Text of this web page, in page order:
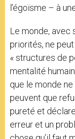
l’égoïsme – à
Le monde, avec
priorités, ne
« structures de
mentalité
que le monde
peuvent que
pureté et
erreur et un